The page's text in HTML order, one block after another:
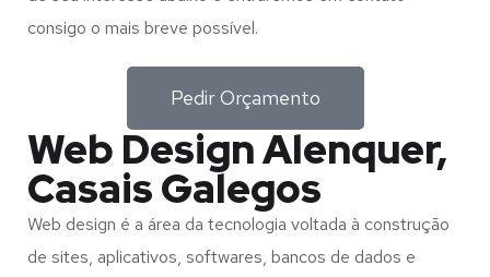
consigo o mais breve possível.
Pedir Orçamento
Web Design Alenquer,
Casais Galegos
Web design é a área da tecnologia voltada à construção
de sites, aplicativos, softwares, bancos de dados e